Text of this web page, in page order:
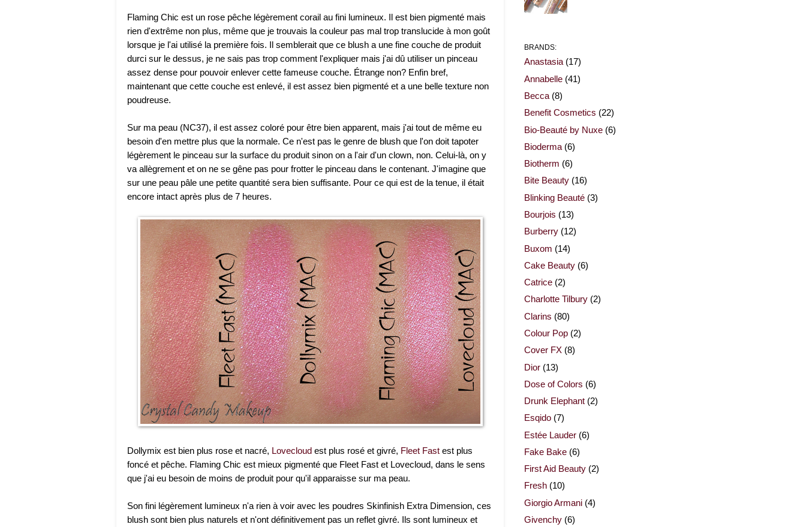
Flaming Chic est un rose pêche légèrement corail au fini lumineux. Il est bien pigmenté mais
rien d'extrême non plus, même que je trouvais la couleur pas mal trop translucide à mon goût
lorsque je l'ai utilisé la première fois. Il semblerait que ce blush a une fine couche de produit
durci sur le dessus, je ne sais pas trop comment l'expliquer mais j'ai dû utiliser un pinceau
assez dense pour pouvoir enlever cette fameuse couche. Étrange non? Enfin bref,
maintenant que cette couche est enlevé, il est assez bien pigmenté et a une belle texture non
poudreuse.
Sur ma peau (NC37), il est assez coloré pour être bien apparent, mais j'ai tout de même eu
besoin d'en mettre plus que la normale. Ce n'est pas le genre de blush que l'on doit tapoter
légèrement le pinceau sur la surface du produit sinon on a l'air d'un clown, non. Celui-là, on y
va allègrement et on ne se gêne pas pour frotter le pinceau dans le contenant. J'imagine que
sur une peau pâle une petite quantité sera bien suffisante. Pour ce qui est de la tenue, il était
encore intact après plus de 7 heures.
Dollymix est bien plus rose et nacré, Lovecloud est plus rosé et givré, Fleet Fast est plus
foncé et pêche. Flaming Chic est mieux pigmenté que Fleet Fast et Lovecloud, dans le sens
que j'ai eu besoin de moins de produit pour qu'il apparaisse sur ma peau.
Son fini légèrement lumineux n'a rien à voir avec les poudres Skinfinish Extra Dimension, ces
blush sont bien plus naturels et n'ont définitivement pas un reflet givré. Ils sont lumineux et
BRANDS:
Anastasia (17)
Annabelle (41)
Becca (8)
Benefit Cosmetics (22)
Bio-Beauté by Nuxe (6)
Bioderma (6)
Biotherm (6)
Bite Beauty (16)
Blinking Beauté (3)
Bourjois (13)
Burberry (12)
Buxom (14)
Cake Beauty (6)
Catrice (2)
Charlotte Tilbury (2)
Clarins (80)
Colour Pop (2)
Cover FX (8)
Dior (13)
Dose of Colors (6)
Drunk Elephant (2)
Esqido (7)
Estée Lauder (6)
Fake Bake (6)
First Aid Beauty (2)
Fresh (10)
Giorgio Armani (4)
Givenchy (6)